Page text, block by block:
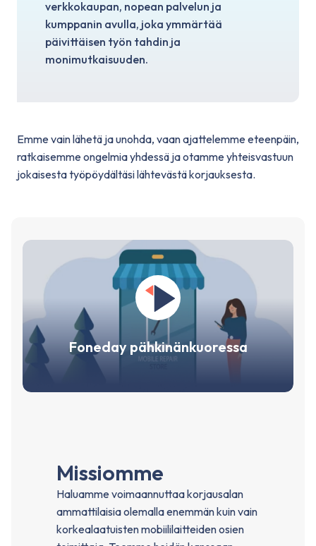
verkkokaupan, nopean palvelun ja
kumppanin avulla, joka ymmärtää
päivittäisen työn tahdin ja
monimutkaisuuden.
Emme vain lähetä ja unohda, vaan ajattelemme eteenpäin,
ratkaisemme ongelmia yhdessä ja otamme yhteisvastuun
jokaisesta työpöydältäsi lähtevästä korjauksesta.
Foneday pähkinänkuoressa
Missiomme
Haluamme voimaannuttaa korjausalan
ammattilaisia ​​olemalla enemmän kuin vain
korkealaatuisten mobiililaitteiden osien